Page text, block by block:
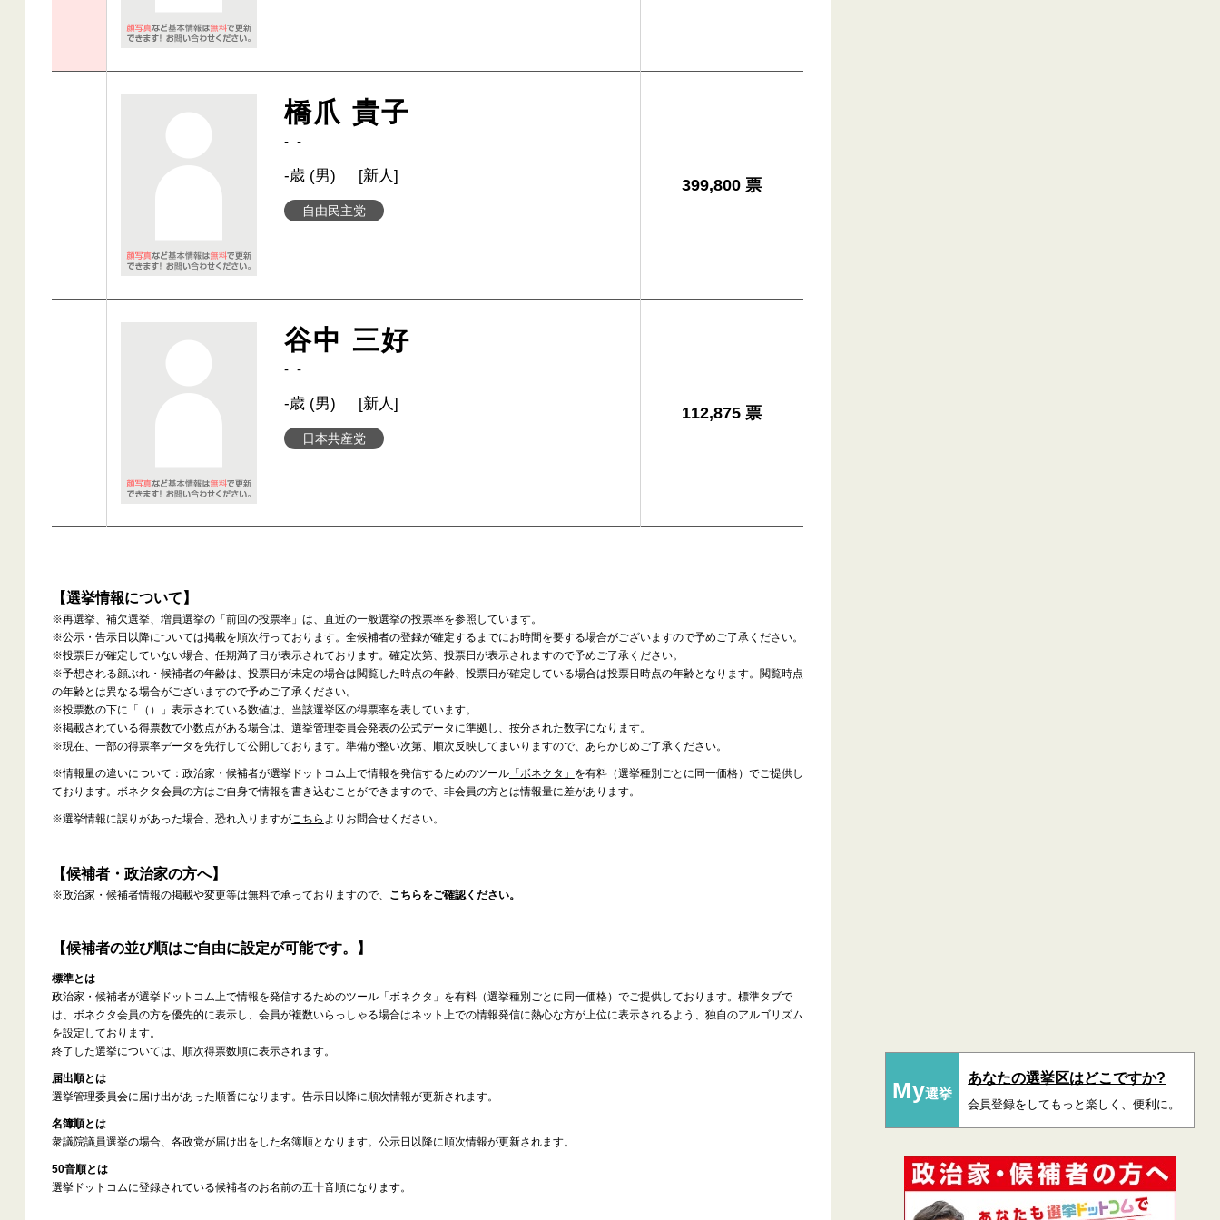
橋爪 貴子
- -
自由民主党
-歳 (男) [新人]
399,800 票
谷中 三好
- -
日本共産党
-歳 (男) [新人]
112,875 票
【選挙情報について】
※再選挙、補欠選挙、増員選挙の「前回の投票率」は、直近の一般選挙の投票率を参照しています。
※公示・告示日以降については掲載を順次行っております。全候補者の登録が確定するまでにお時間を要する場合がございますので予めご了承ください。
※投票日が確定していない場合、任期満了日が表示されております。確定次第、投票日が表示されますので予めご了承ください。
※予想される顔ぶれ・候補者の年齢は、投票日が未定の場合は閲覧した時点の年齢、投票日が確定している場合は投票日時点の年齢となります。閲覧時点
の年齢とは異なる場合がございますので予めご了承ください。
※投票数の下に「（）」表示されている数値は、当該選挙区の得票率を表しています。
※掲載されている得票数で小数点がある場合は、選挙管理委員会発表の公式データに準拠し、按分された数字になります。
※現在、一部の得票率データを先行して公開しております。準備が整い次第、順次反映してまいりますので、あらかじめご了承ください。
※情報量の違いについて：政治家・候補者が選挙ドットコム上で情報を発信するためのツール「ボネクタ」 を有料（選挙種別ごとに同一価格）でご提供し
ております。ボネクタ会員の方はご自身で情報を書き込むことができますので、非会員の方とは情報量に差があります。
※選挙情報に誤りがあった場合、恐れ入りますがこちら よりお問合せください。
【候補者・政治家の方へ】
※政治家・候補者情報の掲載や変更等は無料で承っておりますので、 こちらをご確認ください。
【候補者の並び順はご自由に設定が可能です。】
標準とは
政治家・候補者が選挙ドットコム上で情報を発信するためのツール「ボネクタ」を有料（選挙種別ごとに同一価格）でご提供しております。標準タブで
は、ボネクタ会員の方を優先的に表示し、会員が複数いらっしゃる場合はネット上での情報発信に熱心な方が上位に表示されるよう、独自のアルゴリズム
を設定しております。
終了した選挙については、順次得票数順に表示されます。
届出順とは
選挙管理委員会に届け出があった順番になります。告示日以降に順次情報が更新されます。
名簿順とは
衆議院議員選挙の場合、各政党が届け出をした名簿順となります。公示日以降に順次情報が更新されます。
50音順とは
選挙ドットコムに登録されている候補者のお名前の五十音順になります。
My選挙
あなたの選挙区はどこですか?
会員登録をしてもっと楽しく、便利に。